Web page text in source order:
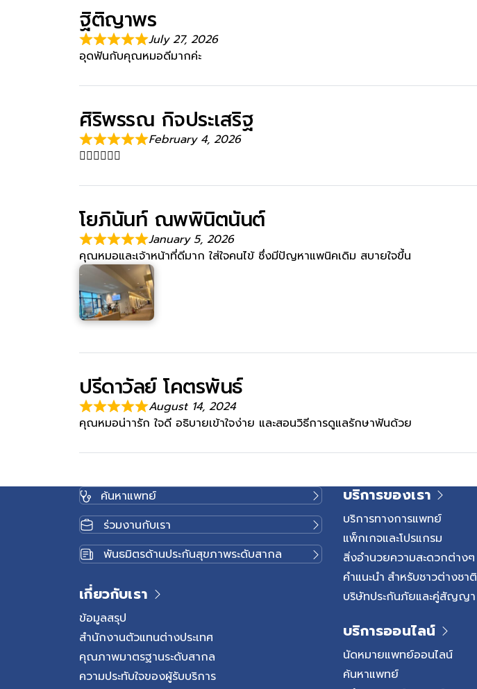
ฐิติญาพร
July 27, 2026
อุดฟันกับคุณหมอดีมากค่ะ
ศิริพรรณ กิจประเสริฐ
February 4, 2026
👍🏻👍🏻👍🏻
โยภินันท์ ณพพินิตนันต์
January 5, 2026
คุณหมอและเจ้าหน้าที่ดีมาก ใส่ใจคนไข้ ซึ่งมีปัญหาแพนิคเดิม สบายใจขึ้น
ปรีดาวัลย์ โคตรพันธ์
August 14, 2024
คุณหมอน่าารัก ใจดี อธิบายเข้าใจง่าย และสอนวิธีการดูแลรักษาฟันด้วย
ค้นหาแพทย์
ร่วมงานกับเรา
พันธมิตรด้านประกันสุขภาพระดับสากล
เกี่ยวกับเรา
ข้อมูลสรุป
สำนักงานตัวแทนต่างประเทศ
คุณภาพมาตรฐานระดับสากล
ความประทับใจของผู้รับบริการ
บริการของเรา
บริการทางการแพทย์
แพ็กเกจและโปรแกรม
สิ่งอำนวยความสะดวกต่างๆ
คำแนะนำ สำหรับชาวต่างชาติ
บริษัทประกันภัยและคู่สัญญา
บริการออนไลน์
นัดหมายแพทย์ออนไลน์
ค้นหาแพทย์